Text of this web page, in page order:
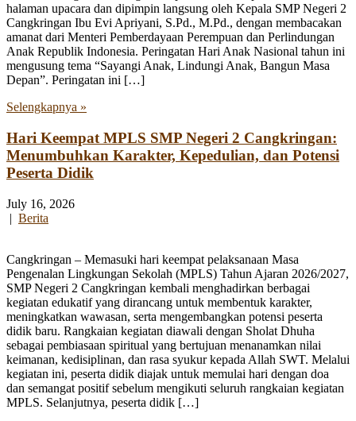
halaman upacara dan dipimpin langsung oleh Kepala SMP Negeri 2
Cangkringan Ibu Evi Apriyani, S.Pd., M.Pd., dengan membacakan
amanat dari Menteri Pemberdayaan Perempuan dan Perlindungan
Anak Republik Indonesia. Peringatan Hari Anak Nasional tahun ini
mengusung tema “Sayangi Anak, Lindungi Anak, Bangun Masa
Depan”. Peringatan ini […]
Selengkapnya »
Hari Keempat MPLS SMP Negeri 2 Cangkringan:
Menumbuhkan Karakter, Kepedulian, dan Potensi
Peserta Didik
July 16, 2026
| Berita
Cangkringan – Memasuki hari keempat pelaksanaan Masa
Pengenalan Lingkungan Sekolah (MPLS) Tahun Ajaran 2026/2027,
SMP Negeri 2 Cangkringan kembali menghadirkan berbagai
kegiatan edukatif yang dirancang untuk membentuk karakter,
meningkatkan wawasan, serta mengembangkan potensi peserta
didik baru. Rangkaian kegiatan diawali dengan Sholat Dhuha
sebagai pembiasaan spiritual yang bertujuan menanamkan nilai
keimanan, kedisiplinan, dan rasa syukur kepada Allah SWT. Melalui
kegiatan ini, peserta didik diajak untuk memulai hari dengan doa
dan semangat positif sebelum mengikuti seluruh rangkaian kegiatan
MPLS. Selanjutnya, peserta didik […]